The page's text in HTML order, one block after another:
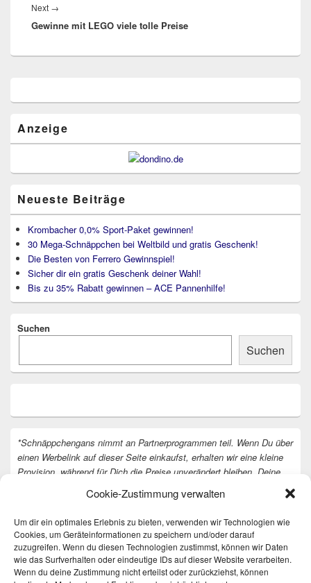
Cookie-Zustimmung verwalten
Um dir ein optimales Erlebnis zu bieten, verwenden wir Technologien wie
Cookies, um Geräteinformationen zu speichern und/oder darauf
zuzugreifen. Wenn du diesen Technologien zustimmst, können wir Daten
wie das Surfverhalten oder eindeutige IDs auf dieser Website verarbeiten.
Wenn du deine Zustimmung nicht erteilst oder zurückziehst, können
Next →
post:
Gewinne mit LEGO viele tolle Preise
Widget-
Anzeige
Neueste Beiträge
Krombacher 0,0% Sport-Paket gewinnen!
30 Mega-Schnäppchen bei Weltbild und gratis Geschenk!
Die Besten von Ferrero Gewinnspiel!
Sicher dir ein gratis Geschenk deiner Wahl!
Bis zu 35% Rabatt gewinnen – ACE Pannenhilfe!
Suchen
Suchen
*Schnäppchengans nimmt an Partnerprogrammen teil. Wenn Du über
einen Werbelink auf dieser Seite einkaufst, erhalten wir eine kleine
Provision, während für Dich die Preise unverändert bleiben. Deine
Vielen Dank dafür!